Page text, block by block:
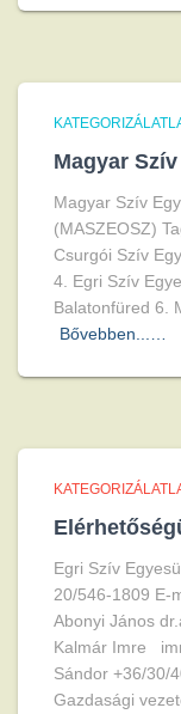
Magyar
Magyar Szív
(MASZEOSZ)
Csurgói Szív
4. Egri Szív
Balatonfüred 6.
Bővebben...…
Egri Szív
20/546-1809 E-
Abonyi János
Kalmár Imre
Sándor +36/30/
Gazdasági